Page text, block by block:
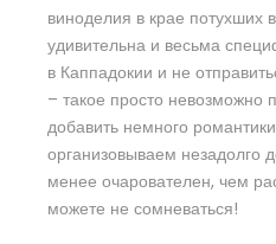
виноделия в крае потухших
удивительна и весьма
в Каппадокии и не
– такое просто невозможно
добавить немного
организовываем незадолго
менее очарователен, чем
можете не сомневаться!